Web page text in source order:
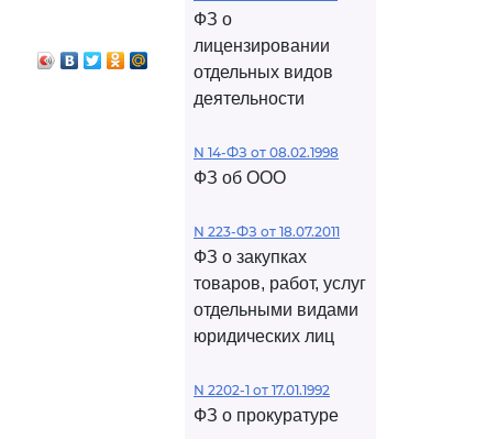
ФЗ о
лицензировании
отдельных видов
деятельности
N 14-ФЗ от 08.02.1998
ФЗ об ООО
N 223-ФЗ от 18.07.2011
ФЗ о закупках
товаров, работ, услуг
отдельными видами
юридических лиц
N 2202-1 от 17.01.1992
ФЗ о прокуратуре